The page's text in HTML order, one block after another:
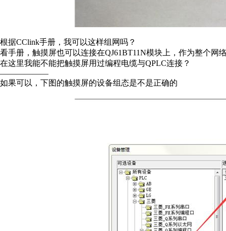
根据CClink手册，我可以这样组网吗？
看手册，触摸屏也可以连接在QJ61BT11N模块上，作为整个网
在这里我能不能把触摸屏用过编程电缆与QPLC连接？
——————
如果可以，下图的触摸屏的设备组态是不是正确的